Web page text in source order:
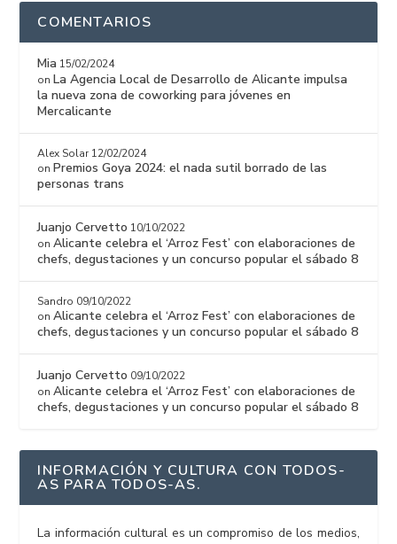
COMENTARIOS
Mia 15/02/2024
on La Agencia Local de Desarrollo de Alicante impulsa
la nueva zona de coworking para jóvenes en
Mercalicante
Alex Solar 12/02/2024
on Premios Goya 2024: el nada sutil borrado de las
personas trans
Juanjo Cervetto 10/10/2022
onAlicante celebra el ‘Arroz Fest’ con elaboraciones de
chefs, degustaciones y un concurso popular el sábado 8
Sandro 09/10/2022
onAlicante celebra el ‘Arroz Fest’ con elaboraciones de
chefs, degustaciones y un concurso popular el sábado 8
Juanjo Cervetto 09/10/2022
onAlicante celebra el ‘Arroz Fest’ con elaboraciones de
chefs, degustaciones y un concurso popular el sábado 8
INFORMACIÓN Y CULTURA CON TODOS-
AS PARA TODOS-AS.
La información cultural es un compromiso de los medios,